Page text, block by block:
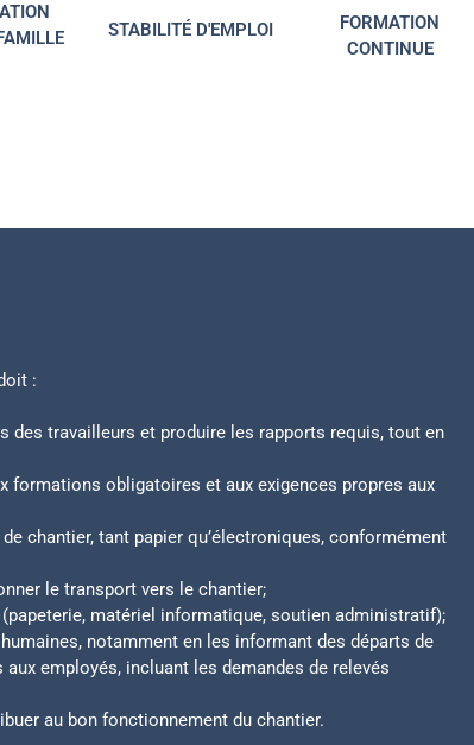
STABILITÉ D'EMPLOI
FORMATION
CONTINUE
:
travailleurs et produire les rapports requis, tout en
formations obligatoires et aux exigences propres aux
chantier, tant papier qu’électroniques, conformément
le transport vers le chantier;
matériel informatique, soutien administratif);
notamment en les informant des départs de
employés, incluant les demandes de relevés
au bon fonctionnement du chantier.